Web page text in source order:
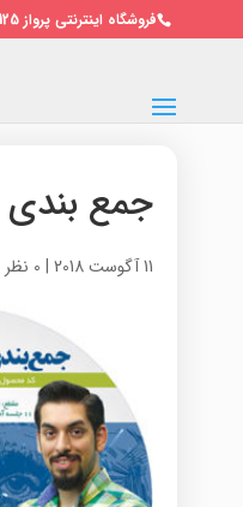
فروشگاه اینترنتی پرواز 09128501125 / 02122691010
جمع بندی
11 آگوست 2018 | 0 نظر